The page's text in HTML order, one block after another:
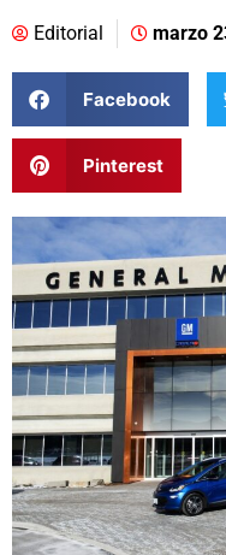
Editorial marzo
Facebook
Pinterest